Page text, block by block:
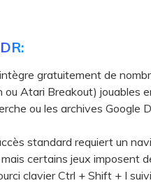
gratuitement de
ou Atari Breakout) jouables
ou les archives Google
standard requiert un
certains jeux imposent
clavier Ctrl + Shift + I